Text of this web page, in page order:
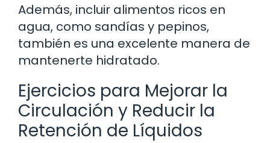
Además, incluir alimentos ricos en
agua, como sandías y pepinos,
también es una excelente manera de
mantenerte hidratado.
Ejercicios para Mejorar la
Circulación y Reducir la
Retención de Líquidos